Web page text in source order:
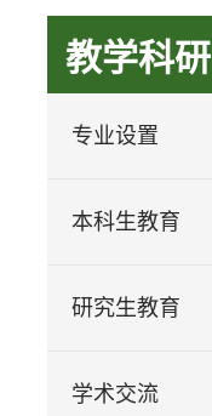
释放你的生活创意
教学科研
专业设置
本科生教育
研究生教育
学术交流